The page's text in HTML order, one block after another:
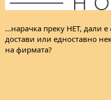
...нарачка преку НЕТ, дали
достави или едноставно
на фирмата?